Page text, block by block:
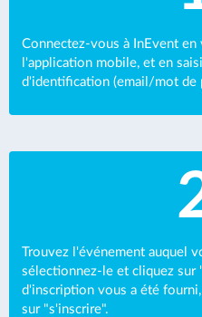
Connectez-vous à InEvent
l'application mobile, et en
d'identification (email/mot de
Trouvez l'événement auquel
sélectionnez-le et cliquez sur
d'inscription vous a été
sur "s'inscrire".